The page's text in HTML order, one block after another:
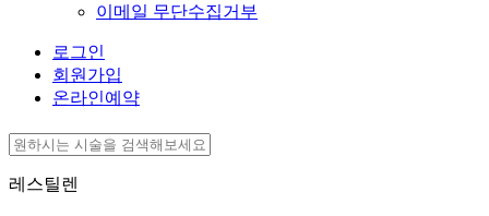
이메일 무단수집거부
로그인
회원가입
온라인예약
레스틸렌